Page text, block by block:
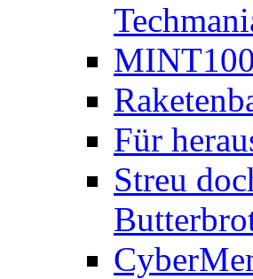
MINT100
Für
Streu